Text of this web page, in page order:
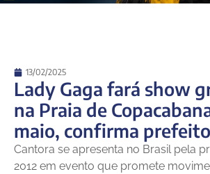
13/02/2025
Lady Gaga fará show
na Praia de
maio, confirma
Cantora se apresenta no Brasil pela
2012 em evento que promete